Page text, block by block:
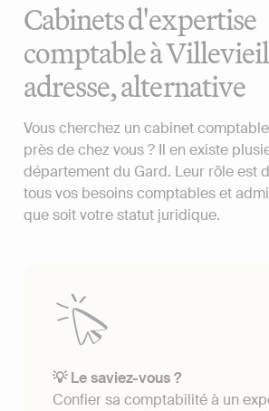
Cabinets d'expertise
comptable à
adresse, alternative
Vous cherchez un cabinet
près de chez vous ? Il en existe
département du Gard. Leur rôle est
tous vos besoins comptables et
que soit votre statut juridique.
💡 Le saviez-vous ?
Confier sa comptabilité à un